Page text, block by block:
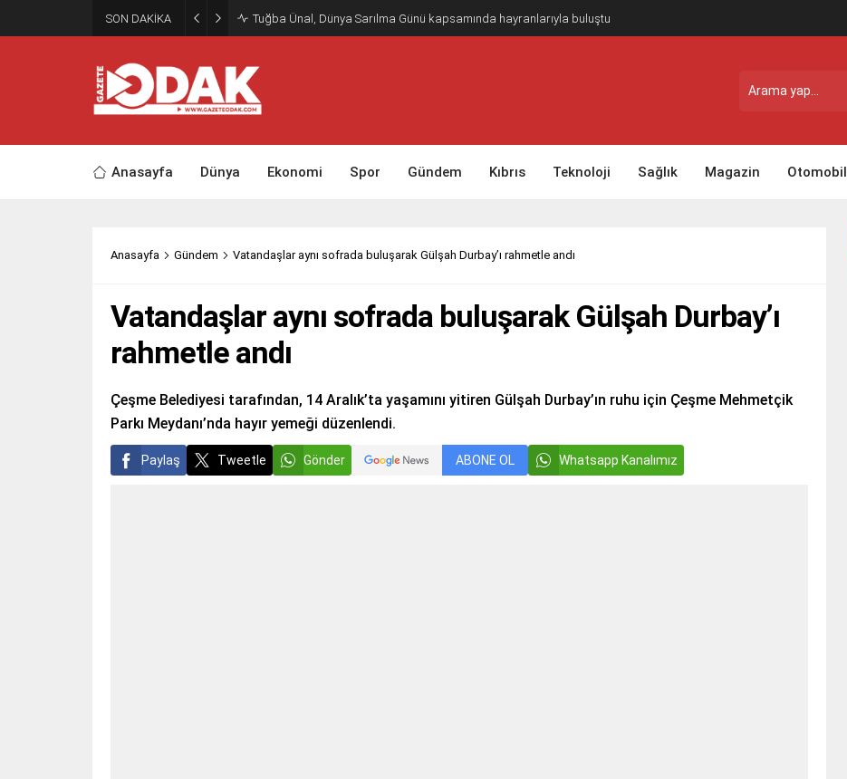
SON DAKİKA Tuğba Ünal, Dünya Sarılma Günü kapsamında hayranlarıyla buluştu
Anasayfa Dünya Ekonomi Spor Gündem Kıbrıs Teknoloji Sağlık Magazin Otomobil
Anasayfa Gündem Vatandaşlar aynı sofrada buluşarak Gülşah Durbay’ı rahmetle andı
Vatandaşlar aynı sofrada buluşarak Gülşah Durbay’ı
rahmetle andı
Çeşme Belediyesi tarafından, 14 Aralık’ta yaşamını yitiren Gülşah Durbay’ın ruhu için Çeşme Mehmetçik
Parkı Meydanı’nda hayır yemeği düzenlendi.
Paylaş Tweetle Gönder ABONE OL Whatsapp Kanalımız